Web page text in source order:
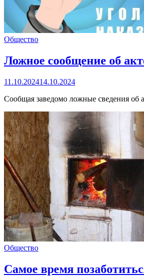
Общество
Ложное сообщение об
11.10.202414.10.2024
Сообщая заведомо ложные сведения об
Общество
Самое время